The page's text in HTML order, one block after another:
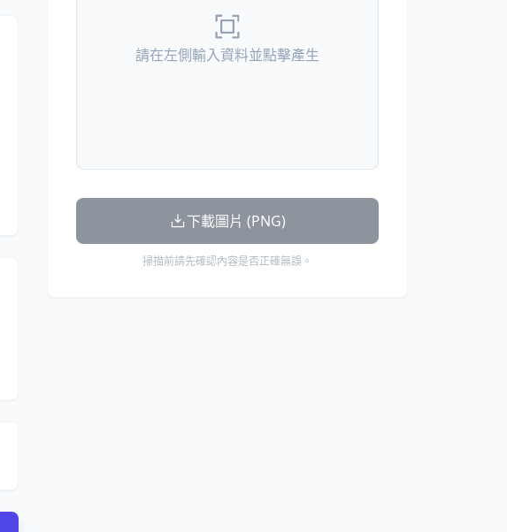
請在左側輸入資料並點擊產生
下載圖片 (PNG)
掃描前請先確認內容是否正確無誤。